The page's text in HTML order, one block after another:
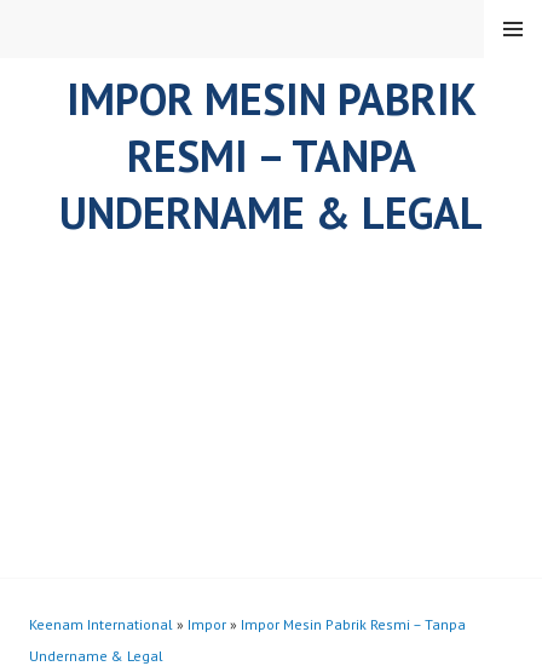
IMPOR MESIN PABRIK
RESMI – TANPA
UNDERNAME & LEGAL
MENU
Keenam International » Impor » Impor Mesin Pabrik Resmi – Tanpa
Undername & Legal